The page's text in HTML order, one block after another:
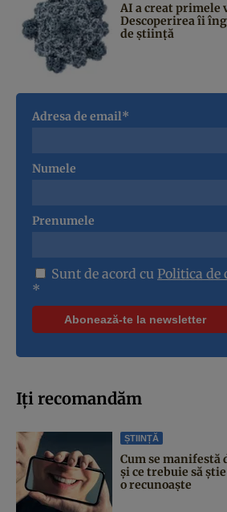
AI a creat primele
Descoperirea îi
de știință
Adresa de email*
Numele
Prenumele
Sunt de acord cu Politica
*
Iți recomandăm
ȘTIINȚĂ
Cum se manifestă
și ce trebuie să
o recunoaște